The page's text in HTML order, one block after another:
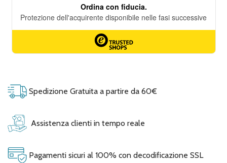
Spedizione Gratuita a partire da 60€
Assistenza clienti in tempo reale
Pagamenti sicuri al 100% con decodificazione SSL